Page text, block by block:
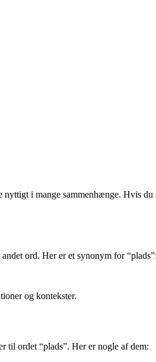
i mange sammenhænge. Hvis
ord. Her er et synonym for “plads”:
og kontekster.
til ordet “plads”. Her er nogle af dem: